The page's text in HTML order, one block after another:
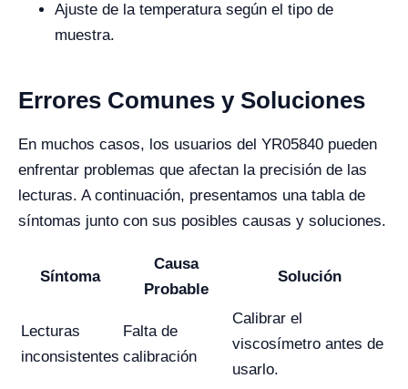
Ajuste de la temperatura según el tipo de
muestra.
Errores Comunes y Soluciones
En muchos casos, los usuarios del YR05840 pueden
enfrentar problemas que afectan la precisión de las
lecturas. A continuación, presentamos una tabla de
síntomas junto con sus posibles causas y soluciones.
Síntoma
Causa
Probable
Solución
Lecturas
inconsistentes
Falta de
calibración
Calibrar el
viscosímetro antes de
usarlo.